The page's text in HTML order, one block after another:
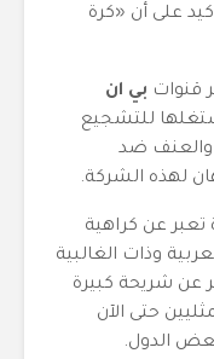
على أن «كرة
قنوات بي ان
للتشجيع
والعنف ضد
لهذه الشركة.
تعبر عن كراهية
وذات الغالبية
عن شريحة كبيرة
حتى الآن
الدول.